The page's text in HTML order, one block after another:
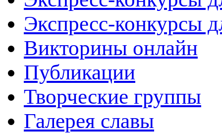
Экспресс-конкурсы
Викторины онлайн
Публикации
Творческие группы
Галерея славы